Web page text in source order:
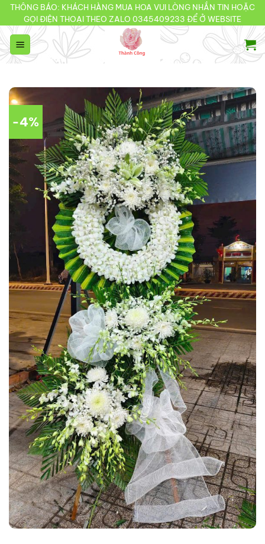
Bỏ
qua
nội
dung
THÔNG BÁO: KHÁCH HÀNG MUA HOA VUI LÒNG NHẮN TIN HOẶC
GỌI ĐIỆN THOẠI THEO ZALO 0345409233 ĐỂ Ở WEBSITE
-4%